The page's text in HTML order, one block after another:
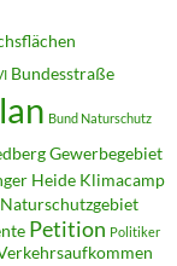
Bundesstraße
Bund Naturschutz
Gewerbegebiet
Heide Klimacamp
Naturschutzgebiet
Petition Politiker